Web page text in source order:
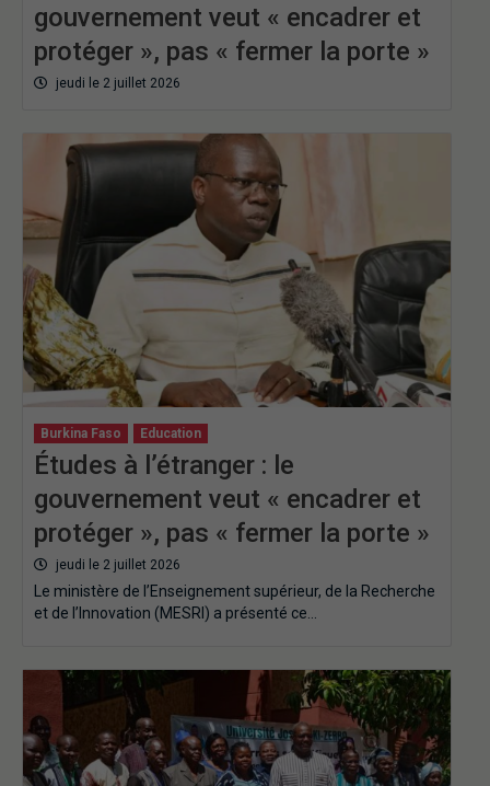
gouvernement veut « encadrer et
protéger », pas « fermer la porte »
jeudi le 2 juillet 2026
Burkina Faso Education
Études à l’étranger : le
gouvernement veut « encadrer et
protéger », pas « fermer la porte »
jeudi le 2 juillet 2026
Le ministère de l’Enseignement supérieur, de la Recherche
et de l’Innovation (MESRI) a présenté ce…